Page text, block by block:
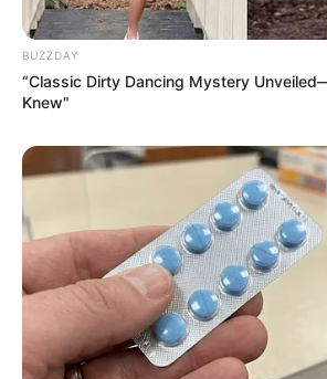
BUZZDAY
“Classic Dirty Dancing Mystery
Knew"